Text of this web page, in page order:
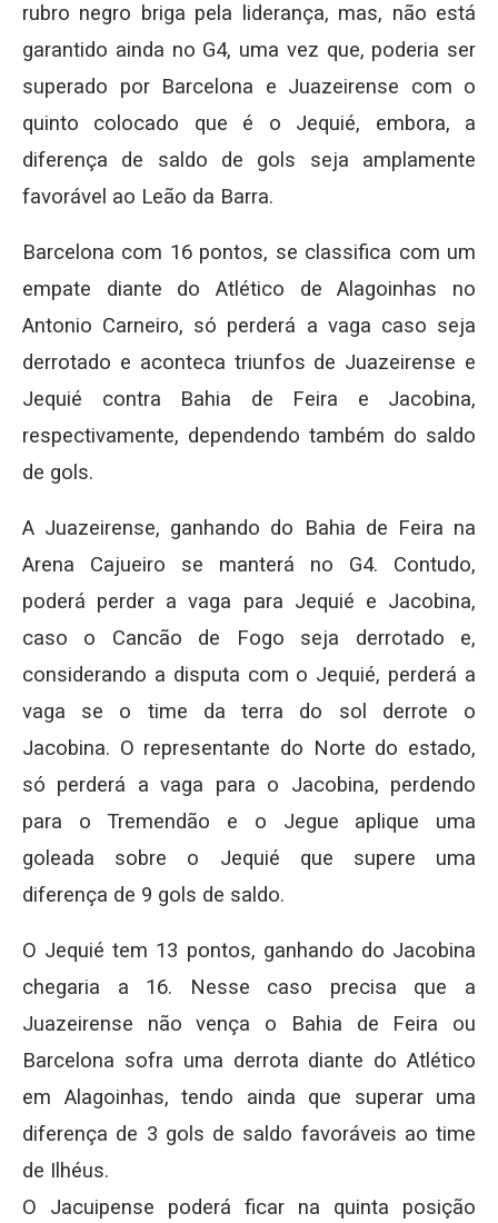
rubro negro briga pela liderança, mas, não está
garantido ainda no G4, uma vez que, poderia ser
superado por Barcelona e Juazeirense com o
quinto colocado que é o Jequié, embora, a
diferença de saldo de gols seja amplamente
favorável ao Leão da Barra.
Barcelona com 16 pontos, se classifica com um
empate diante do Atlético de Alagoinhas no
Antonio Carneiro, só perderá a vaga caso seja
derrotado e aconteca triunfos de Juazeirense e
Jequié contra Bahia de Feira e Jacobina,
respectivamente, dependendo também do saldo
de gols.
A Juazeirense, ganhando do Bahia de Feira na
Arena Cajueiro se manterá no G4. Contudo,
poderá perder a vaga para Jequié e Jacobina,
caso o Cancão de Fogo seja derrotado e,
considerando a disputa com o Jequié, perderá a
vaga se o time da terra do sol derrote o
Jacobina. O representante do Norte do estado,
só perderá a vaga para o Jacobina, perdendo
para o Tremendão e o Jegue aplique uma
goleada sobre o Jequié que supere uma
diferença de 9 gols de saldo.
O Jequié tem 13 pontos, ganhando do Jacobina
chegaria a 16. Nesse caso precisa que a
Juazeirense não vença o Bahia de Feira ou
Barcelona sofra uma derrota diante do Atlético
em Alagoinhas, tendo ainda que superar uma
diferença de 3 gols de saldo favoráveis ao time
de Ilhéus.
O Jacuipense poderá ficar na quinta posição